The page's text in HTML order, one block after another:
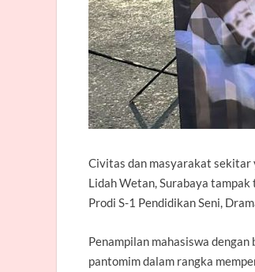
Civitas dan masyarakat sekitar
Lidah Wetan, Surabaya
Prodi S-1 Pendidikan Seni,
Penampilan mahasiswa
pantomim dalam rangka